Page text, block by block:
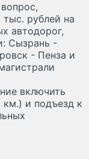
рублей на
автодорог,
Сызрань -
- Пенза и
включить
и подъезд к